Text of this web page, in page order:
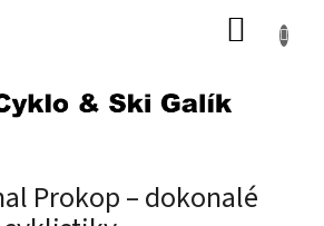
Prokop – dokonalé